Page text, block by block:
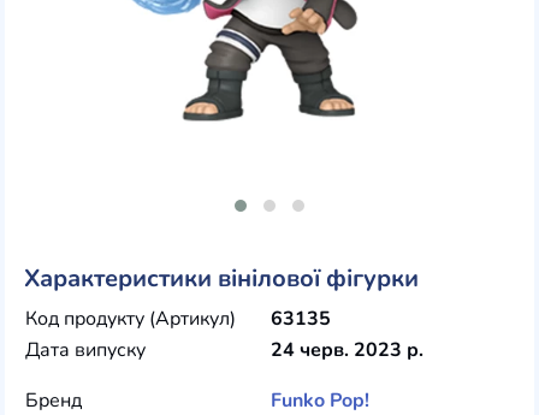
Характеристики вінілової фігурки
Код продукту (Артикул)
63135
Дата випуску
24 черв. 2023 р.
Бренд
Funko Pop!